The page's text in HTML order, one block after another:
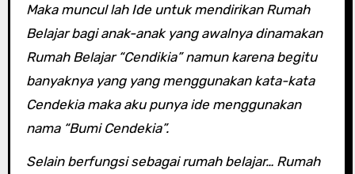
Maka muncul lah Ide untuk mendirikan Rumah
Belajar bagi anak-anak yang awalnya dinamakan
Rumah Belajar “Cendikia” namun karena begitu
banyaknya yang yang menggunakan kata-kata
Cendekia maka aku punya ide menggunakan
nama “Bumi Cendekia”.
Selain berfungsi sebagai rumah belajar… Rumah